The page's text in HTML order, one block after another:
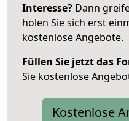
Interesse? Dann
holen Sie sich erst
kostenlose Angebote.
Füllen Sie jetzt das
Sie kostenlose
Kostenlose